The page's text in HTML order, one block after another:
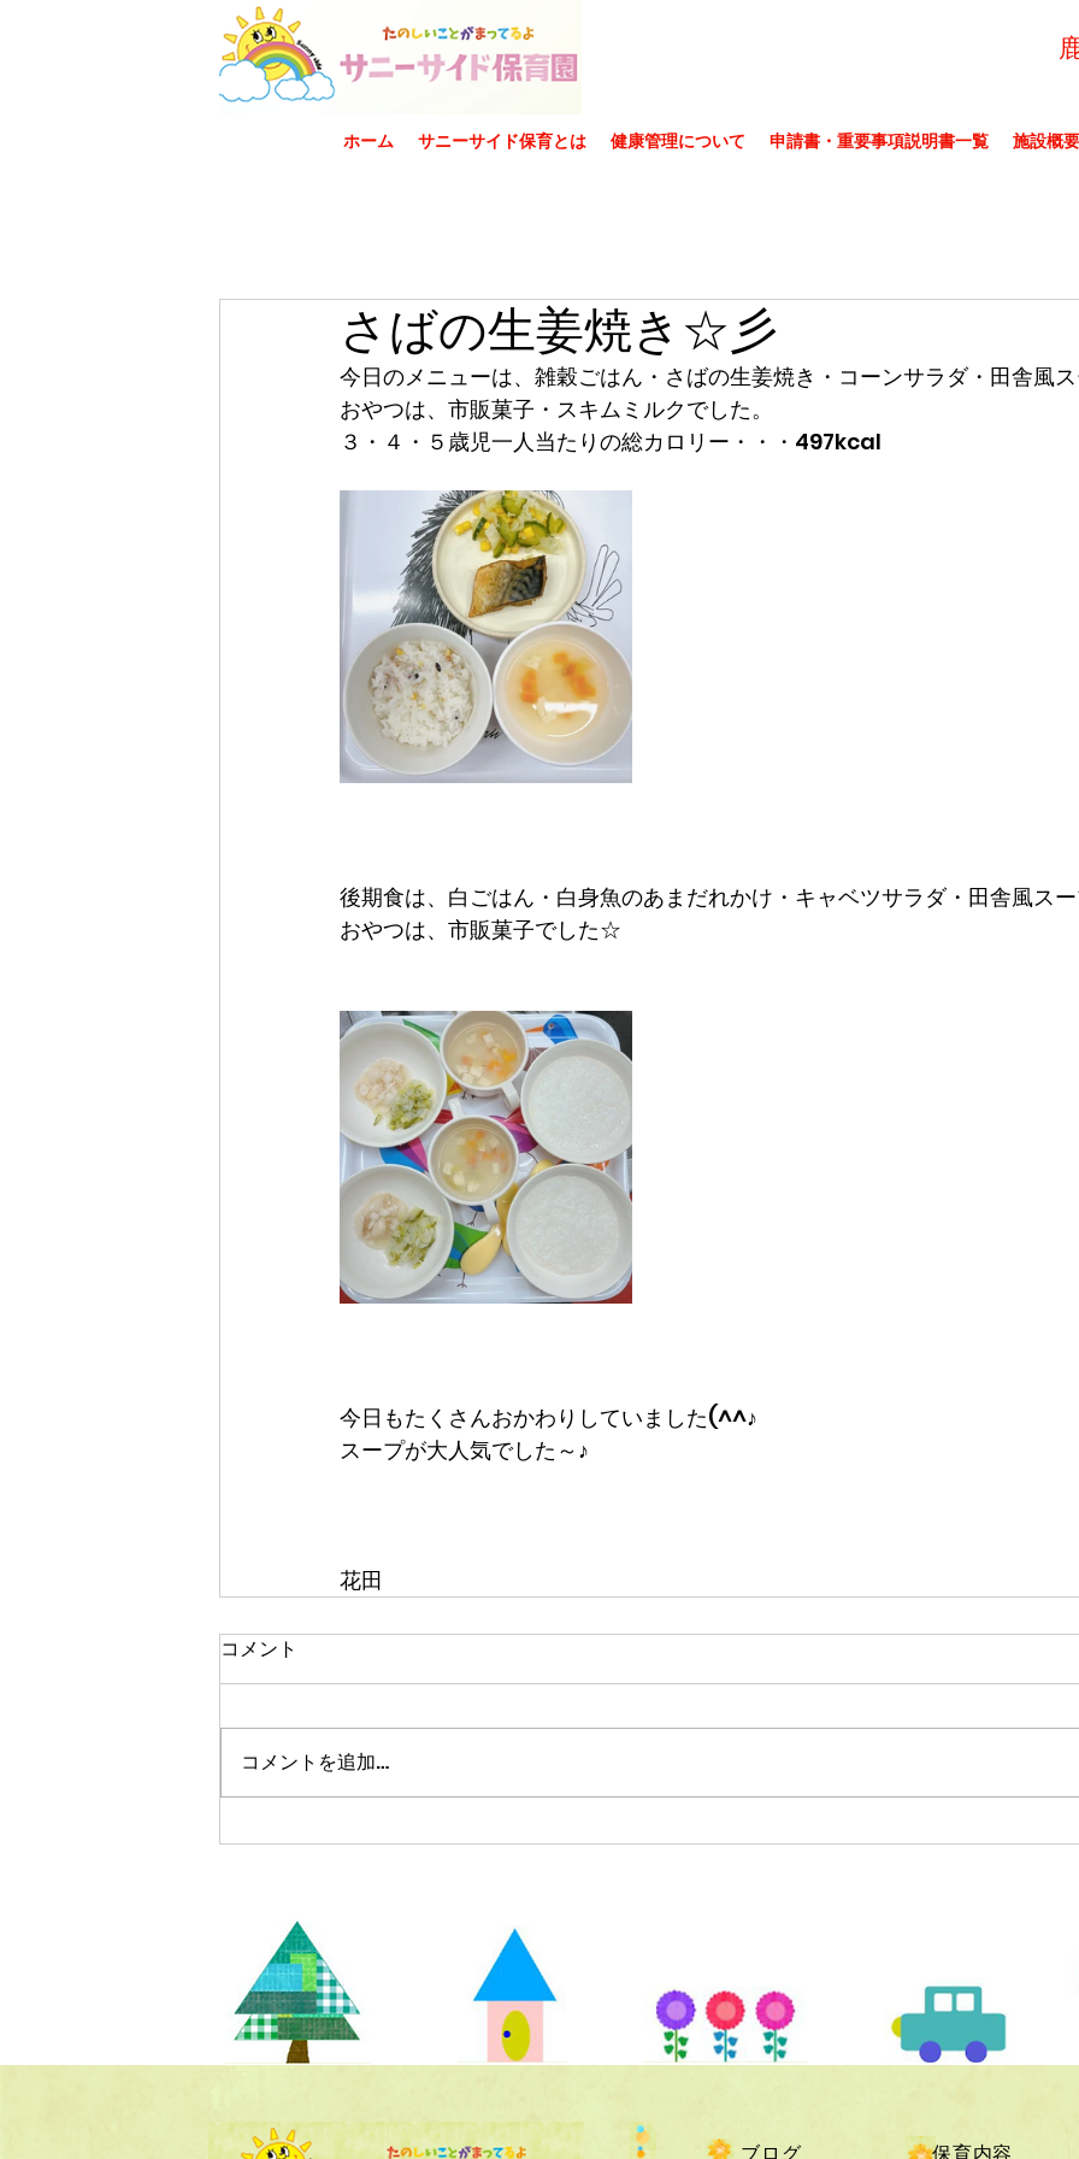
ホーム サニーサイド保育とは 健康管理について 申請書・重要事項説明書一覧 施設概要
さばの生姜焼き☆彡
今日のメニューは、雑穀ごはん・さばの生姜焼き・コーンサラダ・田舎風
おやつは、市販菓子・スキムミルクでした。
３・４・５歳児一人当たりの総カロリー・・・497kcal
後期食は、白ごはん・白身魚のあまだれかけ・キャベツサラダ・田舎風ス
おやつは、市販菓子でした☆
今日もたくさんおかわりしていました(^^♪
スープが大人気でした～♪
花田
コメント
コメントを追加…
ブログ 保育内容